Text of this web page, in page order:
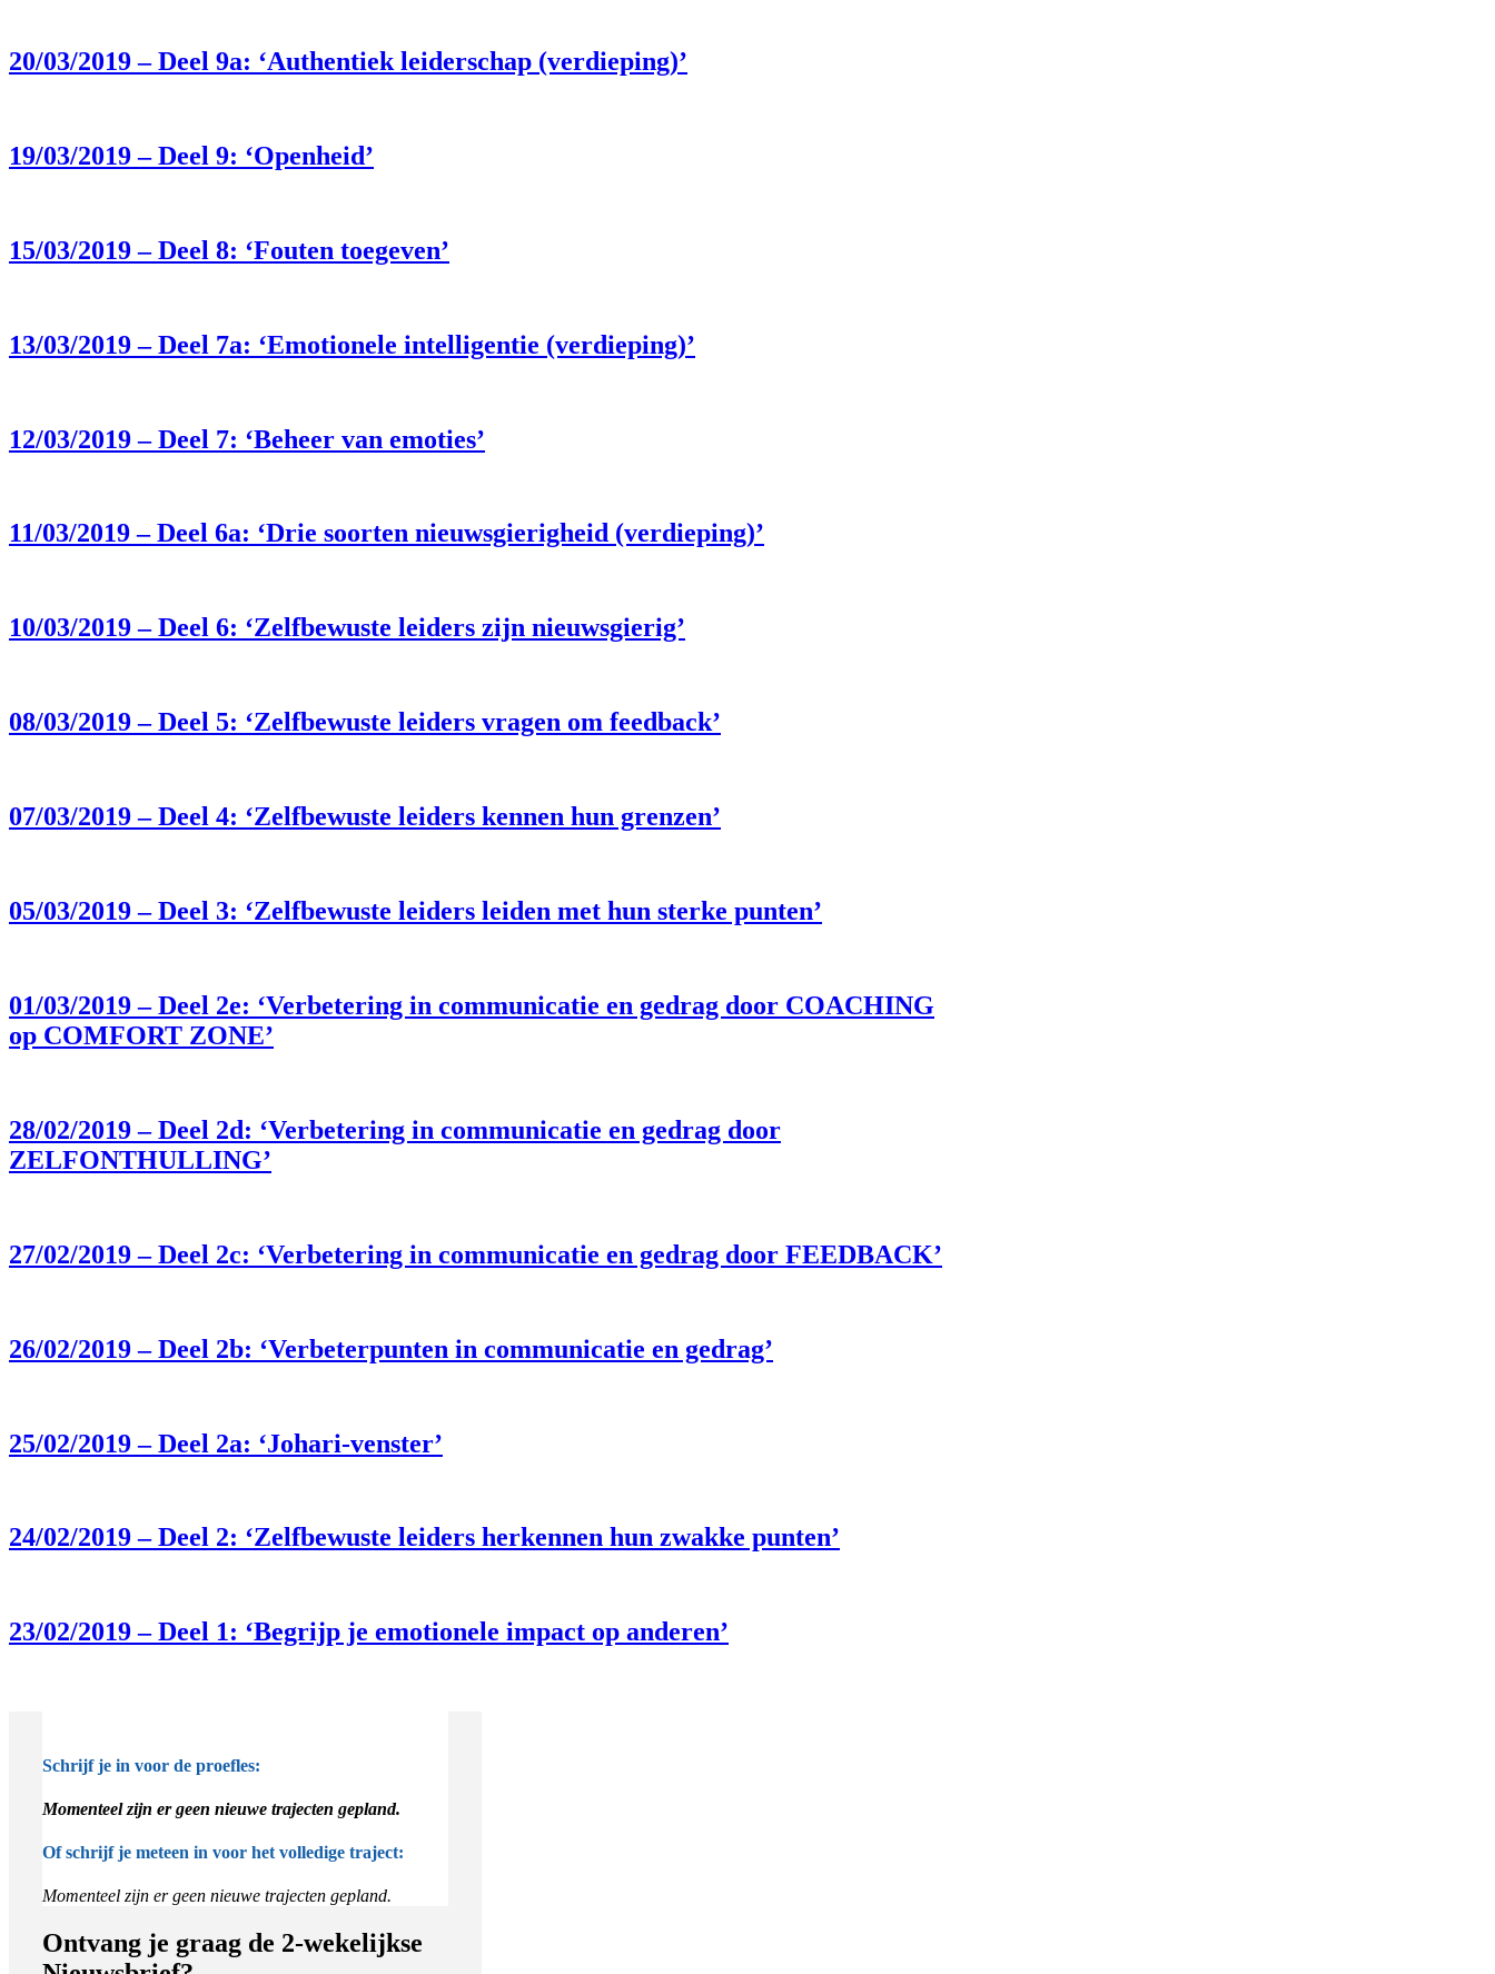
20/03/2019 – Deel 9a: ‘Authentiek leiderschap (verdieping)’
19/03/2019 – Deel 9: ‘Openheid’
15/03/2019 – Deel 8: ‘Fouten toegeven’
13/03/2019 – Deel 7a: ‘Emotionele intelligentie (verdieping)’
12/03/2019 – Deel 7: ‘Beheer van emoties’
11/03/2019 – Deel 6a: ‘Drie soorten nieuwsgierigheid (verdieping)’
10/03/2019 – Deel 6: ‘Zelfbewuste leiders zijn nieuwsgierig’
08/03/2019 – Deel 5: ‘Zelfbewuste leiders vragen om feedback’
07/03/2019 – Deel 4: ‘Zelfbewuste leiders kennen hun grenzen’
05/03/2019 – Deel 3: ‘Zelfbewuste leiders leiden met hun sterke punten’
01/03/2019 – Deel 2e: ‘Verbetering in communicatie en gedrag door COACHING
op COMFORT ZONE’
28/02/2019 – Deel 2d: ‘Verbetering in communicatie en gedrag door
ZELFONTHULLING’
27/02/2019 – Deel 2c: ‘Verbetering in communicatie en gedrag door FEEDBACK’
26/02/2019 – Deel 2b: ‘Verbeterpunten in communicatie en gedrag’
25/02/2019 – Deel 2a: ‘Johari-venster’
24/02/2019 – Deel 2: ‘Zelfbewuste leiders herkennen hun zwakke punten’
23/02/2019 – Deel 1: ‘Begrijp je emotionele impact op anderen’
Schrijf je in voor de proefles:
Momenteel zijn er geen nieuwe trajecten gepland.
Of schrijf je meteen in voor het volledige traject:
Momenteel zijn er geen nieuwe trajecten gepland.
Ontvang je graag de 2-wekelijkse